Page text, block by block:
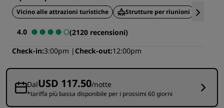
Vicino alle attrazioni turistiche Strutture per riunioni
4.0
(2120 recensioni)
Check-in 3:00pm Check-out 12:00pm
DalUSD 117.50/notte
*tariffa più bassa disponibile per i prossimi 60 giorni